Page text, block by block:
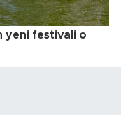
yeni festivali o